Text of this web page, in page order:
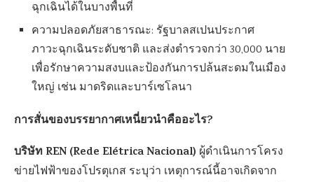
ฉุกเฉินได้ในบางพื้นที่
ความปลอดภัยสาธารณะ: รัฐบาลสเปนประกาศ
ภาวะฉุกเฉินระดับชาติ และส่งตำรวจกว่า 30,000 นาย
เพื่อรักษาความสงบและป้องกันการปล้นสะดมในเมือง
ใหญ่ เช่น มาดริดและบาร์เซโลนา
การสั่นของบรรยากาศเหนี่ยวนำคืออะไร?
บริษัท REN (Rede Elétrica Nacional) ผู้ดำเนินการโครง
ข่ายไฟฟ้าของโปรตุเกส ระบุว่า เหตุการณ์นี้อาจเกิดจาก